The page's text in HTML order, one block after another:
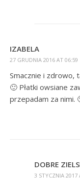
IZABELA
27 GRUDNIA 2016 AT 06:59
Smacznie i zdrowo,
🙂 Płatki owsiane
przepadam za nimi.
DOBRE
3 STYCZNIA 2017